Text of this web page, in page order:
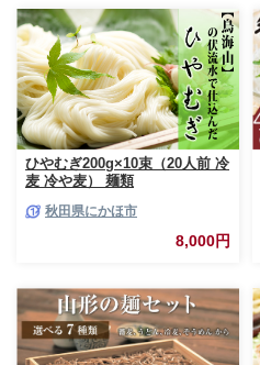
ひやむぎ200g×10束（20人前 冷
麦 冷や麦） 麺類
秋田県にかほ市
8,000円